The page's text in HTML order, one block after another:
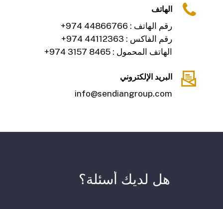
الهاتف
رقم الهاتف : +974 44866766
رقم الفاكس : +974 44112363
الهاتف المحمول : +974 3157 8465
البريد الإلكتروني
info@sendiangroup.com
هل لديك أسئلة؟